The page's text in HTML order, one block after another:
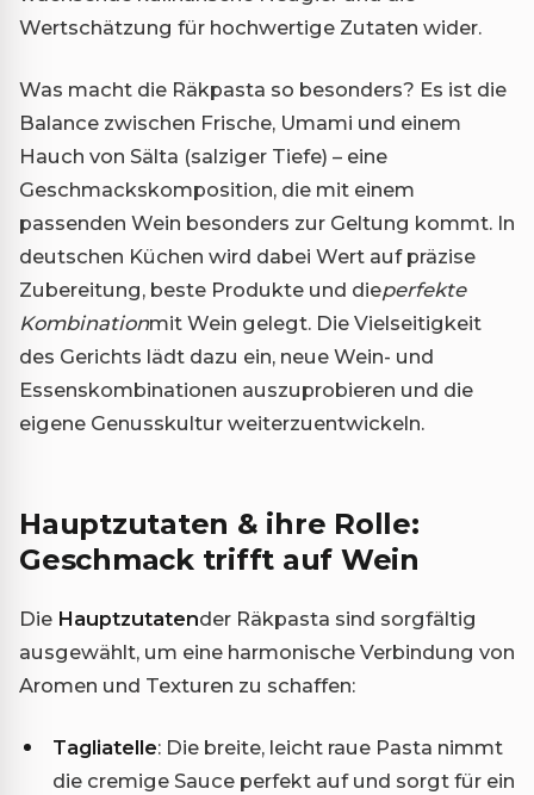
Wertschätzung für hochwertige Zutaten wider.
Was macht die Räkpasta so besonders? Es ist die
Balance zwischen Frische, Umami und einem
Hauch von Sälta (salziger Tiefe) – eine
Geschmackskomposition, die mit einem
passenden Wein besonders zur Geltung kommt. In
deutschen Küchen wird dabei Wert auf präzise
Zubereitung, beste Produkte und dieperfekte
Kombinationmit Wein gelegt. Die Vielseitigkeit
des Gerichts lädt dazu ein, neue Wein- und
Essenskombinationen auszuprobieren und die
eigene Genusskultur weiterzuentwickeln.
Hauptzutaten & ihre Rolle:
Geschmack trifft auf Wein
Die Hauptzutatender Räkpasta sind sorgfältig
ausgewählt, um eine harmonische Verbindung von
Aromen und Texturen zu schaffen:
Tagliatelle: Die breite, leicht raue Pasta nimmt
die cremige Sauce perfekt auf und sorgt für ein